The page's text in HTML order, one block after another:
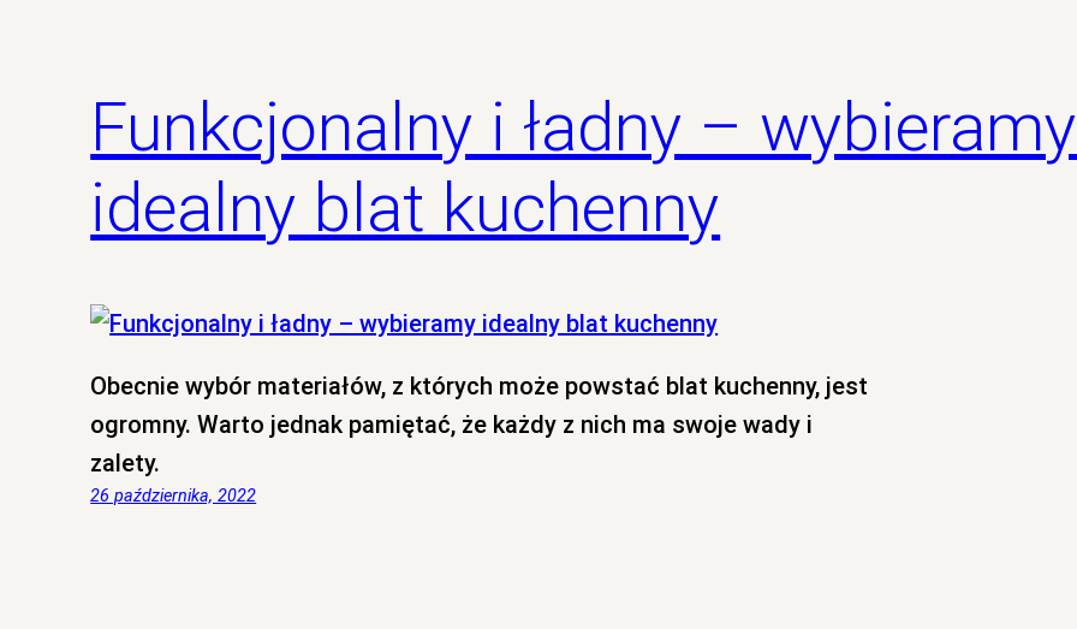
Funkcjonalny i ładny – wybieramy
idealny blat kuchenny
Obecnie wybór materiałów, z których może powstać blat kuchenny, jest
ogromny. Warto jednak pamiętać, że każdy z nich ma swoje wady i
zalety.
26 października, 2022